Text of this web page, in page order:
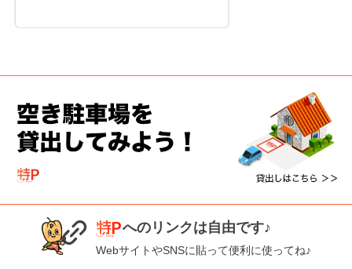
へのリンクは自由です♪
WebサイトやSNSに貼って便利に使ってね♪